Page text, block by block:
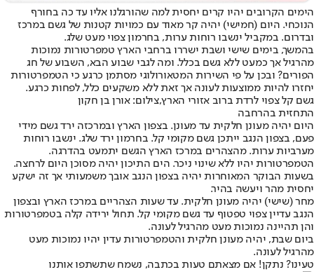
הימים הקרובים יהיו קרים יחסית למה שהורגלנו אליו עד כה בחורף
הנוכחי. היום (חמישי) יהיה קר מאוד עם כמויות קטנות של גשם במרכז
ובדרום. במקביל ינשבו רוחות ערות, בחרמון צפוי מעט שלג.
בהמשך, בימים שישי ושבת ישררו ברחבי הארץ טמפרטורות נמוכות
מהרגיל אך כמעט ללא גשם בכלל. ומה לגבי שבוע הבא, השבוע של חג
הפורים? ובכן על פי השירות המטאורולוגי מסתמן כרגע כי הטמפרטורות
יחזרו להיות ממוצעות לעונה אך זאת ללא משקעים כלל, לפחות כרגע.
גשם קל צפוי לרדת ברוב אזורי הארץ,צילום: אורן בן חקון
התחזית בהרחבה
היום יהיה מעונן חלקית עד מעונן. בצפון הארץ ובמרכזה ירד גשם מידי
פעם, בצפון הנגב ייתכן גשם מקומי קל. בחרמון ירד שלג. ינשבו רוחות
מערביות ערות. מהצהרים במרכז הארץ הגשם יתמעט בהדרגה.
הטמפרטורות יהיו ללא שינוי ניכר. הים התיכון יהיה מסוכן היום לרחצה.
בשעות הבוקר המאוחרות יהיה בצפון הנגב אובך משמעותי אך זה ישקע
יחסית מהר ויעשה בהיר.
מחר (שישי) יהיה מעונן חלקית. עד שעות הצהריים במרכז הארץ ובצפון
הנגב עדיין צפוי טפטוף עד גשם מקומי קל. תחול ירידה קלה בטמפרטורות
והן תהיינה נמוכות מעט מהרגיל לעונה.
ביום שבת, יהיה מעונן חלקית והטמפרטורות עדין יהיו נמוכות מעט
מהרגיל לעונה.
טעינו? נתקן! אם מצאתם טעות בכתבה, נשמח שתשתפו אותנו